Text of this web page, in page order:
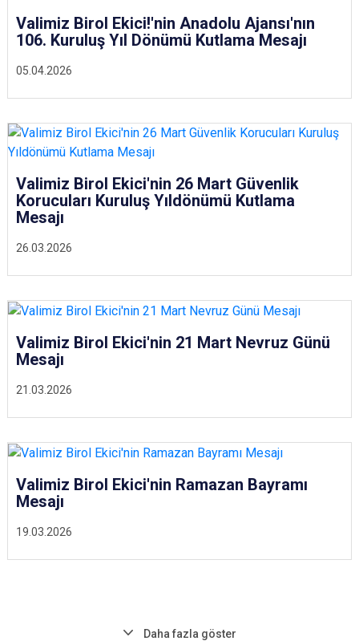
05.04.2026
Valimiz Birol Ekici!'nin Anadolu Ajansı'nın
106. Kuruluş Yıl Dönümü Kutlama Mesajı
26.03.2026
Valimiz Birol Ekici'nin 26 Mart Güvenlik
Korucuları Kuruluş Yıldönümü Kutlama
Mesajı
21.03.2026
Valimiz Birol Ekici'nin 21 Mart Nevruz Günü
Mesajı
19.03.2026
Valimiz Birol Ekici'nin Ramazan Bayramı
Mesajı
Daha fazla göster